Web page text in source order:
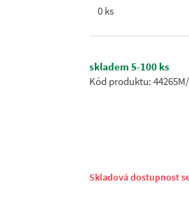
0 ks
skladem 5-100 ks
Kód produktu:
Skladová dostupnost